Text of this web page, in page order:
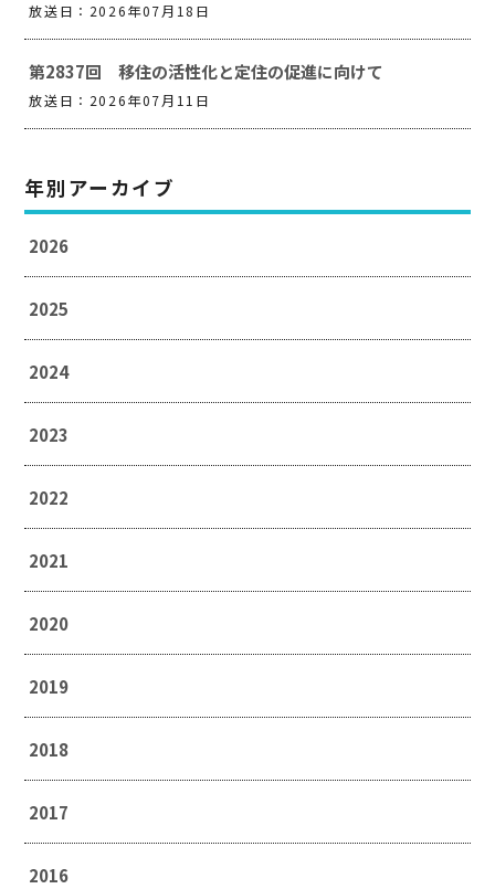
放送日：2026年07月18日
第2837回 移住の活性化と定住の促進に向けて
放送日：2026年07月11日
年別アーカイブ
2026
2025
2024
2023
2022
2021
2020
2019
2018
2017
2016